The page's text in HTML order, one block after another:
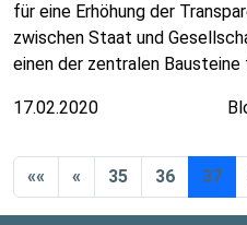
für eine Erhöhung der
zwischen Staat und
einen der zentralen
17.02.2020
«« « 35 36 37